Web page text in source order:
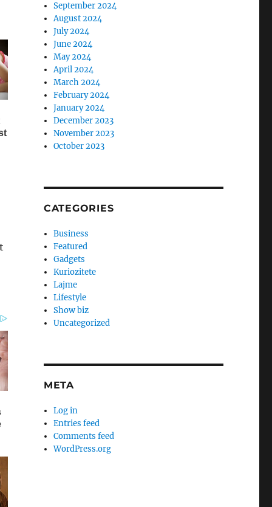
September 2024
August 2024
July 2024
June 2024
May 2024
April 2024
March 2024
February 2024
January 2024
December 2023
November 2023
October 2023
CATEGORIES
Business
Featured
Gadgets
Kuriozitete
Lajme
Lifestyle
Show biz
Uncategorized
META
Log in
Entries feed
Comments feed
WordPress.org